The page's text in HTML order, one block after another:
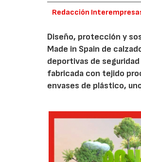
Redacción
Diseño, protección y
Made in Spain de
deportivas de
fabricada con tejido
envases de plástico,